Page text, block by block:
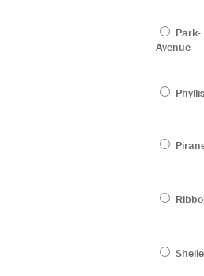
Park-
Avenue
Phyllis